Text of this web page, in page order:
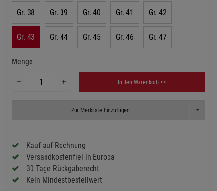
Gr. 38 Gr. 39 Gr. 40 Gr. 41 Gr. 42
Gr. 43 Gr. 44 Gr. 45 Gr. 46 Gr. 47
Menge
In den Warenkorb >>
Zur Merkliste hinzufügen Toggle
Kauf auf Rechnung
Versandkostenfrei in Europa
30 Tage Rückgaberecht
Kein Mindestbestellwert